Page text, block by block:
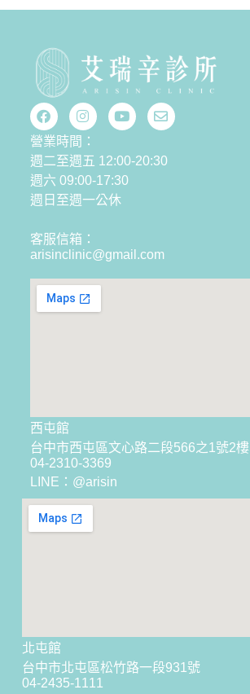
營業時間：
週二至週五 12:00-20:30
週六 09:00-17:30
週日至週一公休
客服信箱：
arisinclinic@gmail.com
西屯館
台中市西屯區文心路二段566之1號2樓
04-2310-3369
LINE：@arisin
北屯館
台中市北屯區松竹路一段931號
04-2435-1111